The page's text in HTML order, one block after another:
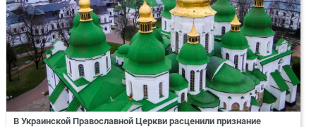
В Украинской Православной Церкви расценили признание